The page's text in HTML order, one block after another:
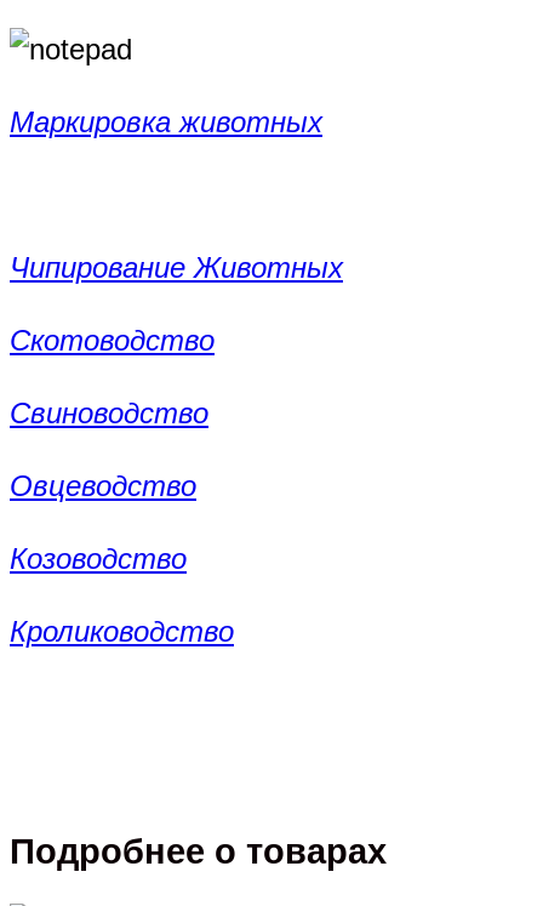
Маркировка животных
Чипирование Животных
Скотоводство
Свиноводство
Овцеводство
Козоводство
Кролиководство
Подробнее о товарах